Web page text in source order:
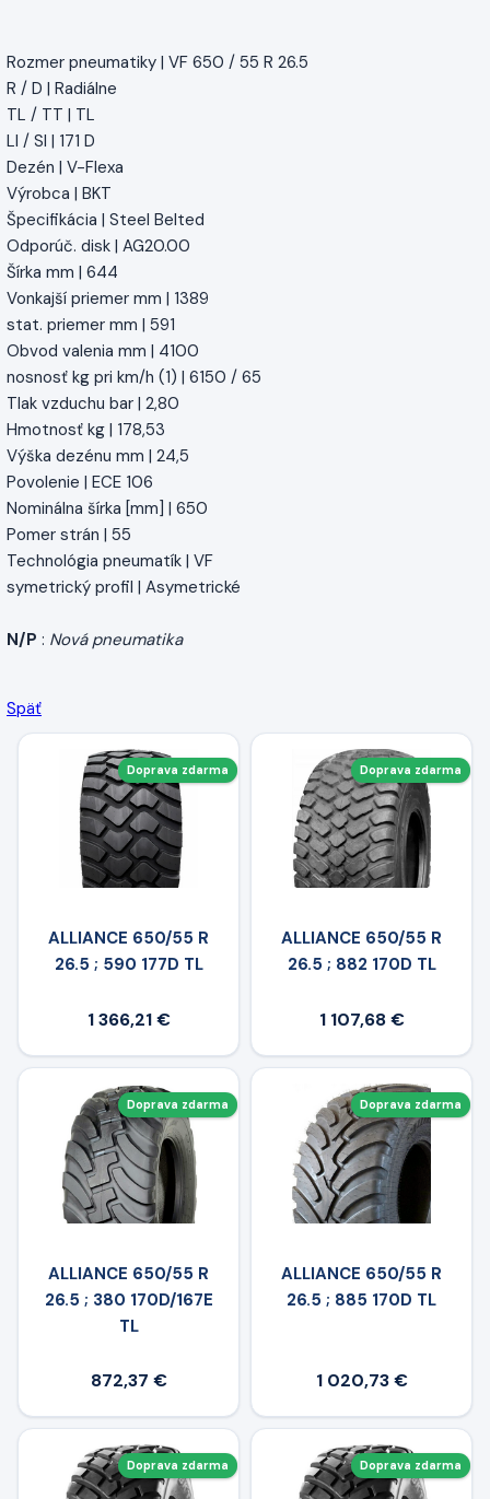
Rozmer pneumatiky | VF 650 / 55 R 26.5
R / D | Radiálne
TL / TT | TL
LI / SI | 171 D
Dezén | V-Flexa
Výrobca | BKT
Špecifikácia | Steel Belted
Odporúč. disk | AG20.00
Šírka mm | 644
Vonkajší priemer mm | 1389
stat. priemer mm | 591
Obvod valenia mm | 4100
nosnosť kg pri km/h (1) | 6150 / 65
Tlak vzduchu bar | 2,80
Hmotnosť kg | 178,53
Výška dezénu mm | 24,5
Povolenie | ECE 106
Nominálna šírka [mm] | 650
Pomer strán | 55
Technológia pneumatík | VF
symetrický profil | Asymetrické
N/P : Nová pneumatika
Späť
Doprava zdarma
ALLIANCE 650/55 R
26.5 ; 590 177D TL
1 366,21 €
Doprava zdarma
ALLIANCE 650/55 R
26.5 ; 882 170D TL
1 107,68 €
Doprava zdarma
ALLIANCE 650/55 R
26.5 ; 380 170D/167E
TL
872,37 €
Doprava zdarma
ALLIANCE 650/55 R
26.5 ; 885 170D TL
1 020,73 €
Doprava zdarma Doprava zdarma